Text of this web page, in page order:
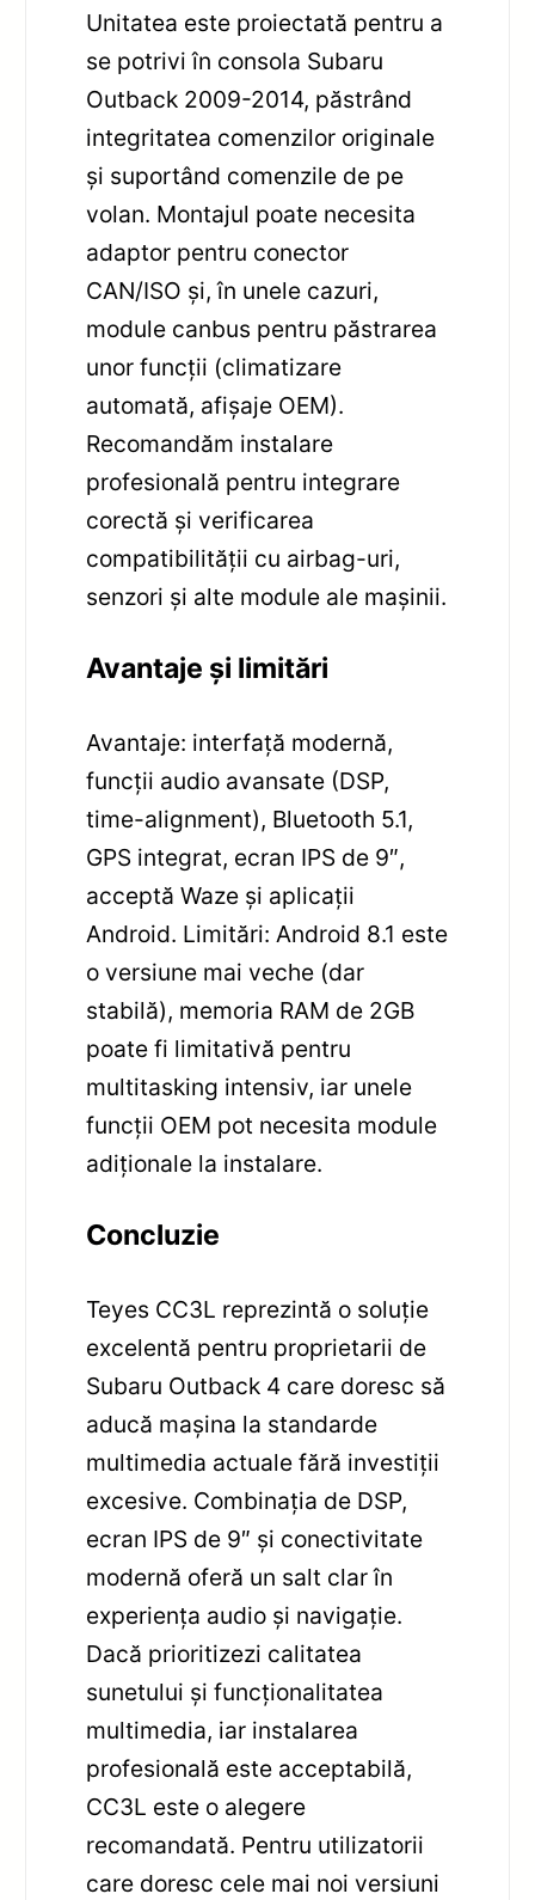
Unitatea este proiectată pentru a
se potrivi în consola Subaru
Outback 2009-2014, păstrând
integritatea comenzilor originale
și suportând comenzile de pe
volan. Montajul poate necesita
adaptor pentru conector
CAN/ISO și, în unele cazuri,
module canbus pentru păstrarea
unor funcții (climatizare
automată, afișaje OEM).
Recomandăm instalare
profesională pentru integrare
corectă și verificarea
compatibilității cu airbag-uri,
senzori și alte module ale mașinii.
Avantaje și limitări
Avantaje: interfață modernă,
funcții audio avansate (DSP,
time-alignment), Bluetooth 5.1,
GPS integrat, ecran IPS de 9″,
acceptă Waze și aplicații
Android. Limitări: Android 8.1 este
o versiune mai veche (dar
stabilă), memoria RAM de 2GB
poate fi limitativă pentru
multitasking intensiv, iar unele
funcții OEM pot necesita module
adiționale la instalare.
Concluzie
Teyes CC3L reprezintă o soluție
excelentă pentru proprietarii de
Subaru Outback 4 care doresc să
aducă mașina la standarde
multimedia actuale fără investiții
excesive. Combinația de DSP,
ecran IPS de 9″ și conectivitate
modernă oferă un salt clar în
experiența audio și navigație.
Dacă prioritizezi calitatea
sunetului și funcționalitatea
multimedia, iar instalarea
profesională este acceptabilă,
CC3L este o alegere
recomandată. Pentru utilizatorii
care doresc cele mai noi versiuni